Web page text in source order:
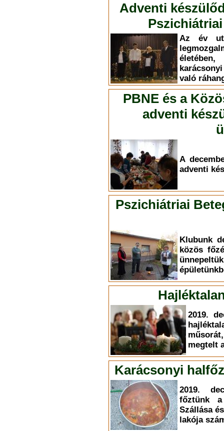
Adventi
Az év
való
PBNE és a
adventi
A
adventi
Pszichiátriai
Klubunk
közös
2019.
megtelt
Karácsonyi
2019.
főztünk a
Szállása
lakója